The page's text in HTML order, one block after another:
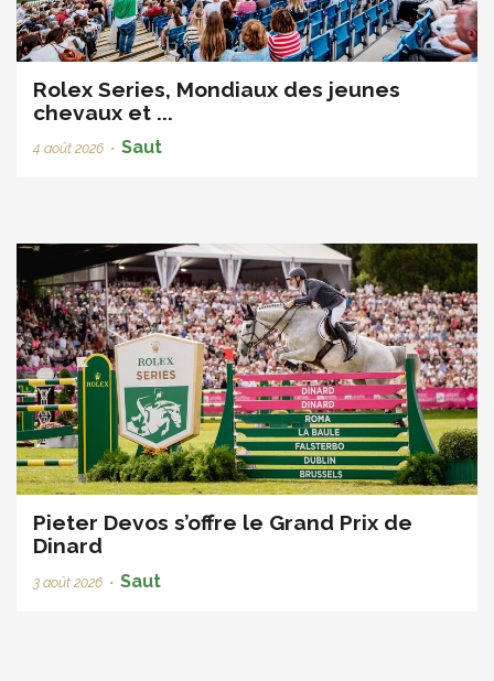
Rolex Series, Mondiaux des jeunes
chevaux et ...
4 août 2026 • Saut
Pieter Devos s’offre le Grand Prix de
Dinard
3 août 2026 • Saut